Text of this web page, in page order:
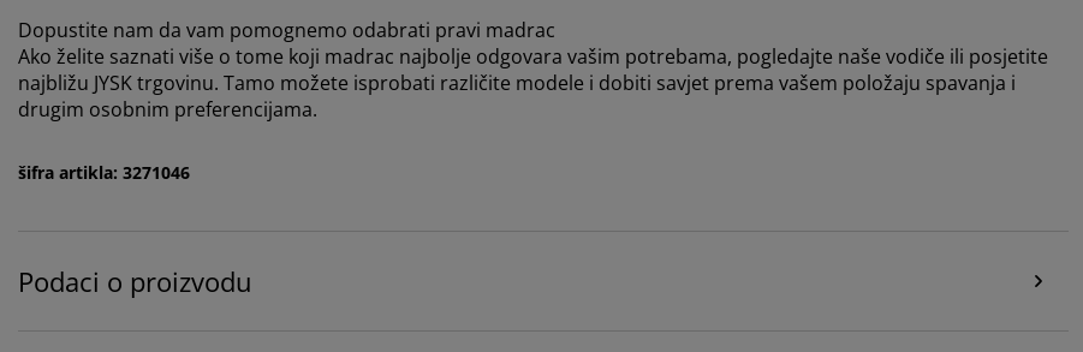
Dopustite nam da vam pomognemo odabrati pravi madrac
Ako želite saznati više o tome koji madrac najbolje odgovara vašim potrebama, pogledajte naše vodiče ili posjetite
najbližu JYSK trgovinu. Tamo možete isprobati različite modele i dobiti savjet prema vašem položaju spavanja i
drugim osobnim preferencijama.
šifra artikla: 3271046
Podaci o proizvodu